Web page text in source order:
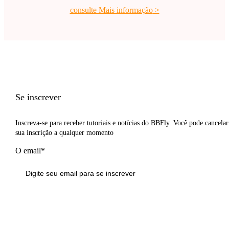
consulte Mais informação>
Se inscrever
Inscreva-se para receber tutoriais e notícias do BBFly. Você pode cancelar
sua inscrição a qualquer momento
O email*